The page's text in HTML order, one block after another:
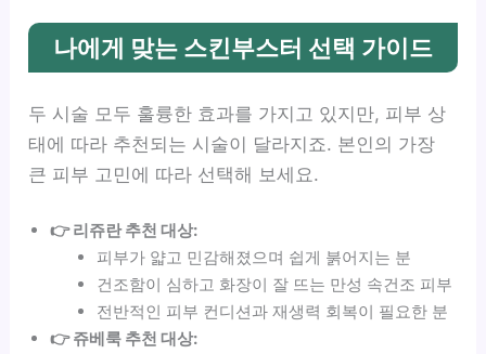
나에게 맞는 스킨부스터 선택 가이드
두 시술 모두 훌륭한 효과를 가지고 있지만, 피부 상
태에 따라 추천되는 시술이 달라지죠. 본인의 가장
큰 피부 고민에 따라 선택해 보세요.
👉 리쥬란 추천 대상:
피부가 얇고 민감해졌으며 쉽게 붉어지는 분
건조함이 심하고 화장이 잘 뜨는 만성 속건조 피부
전반적인 피부 컨디션과 재생력 회복이 필요한 분
👉 쥬베룩 추천 대상: